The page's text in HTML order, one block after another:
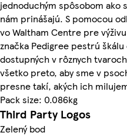
jednoduchým spôsobom
nám prinášajú. S pomocou
vo Waltham Centre pre
značka Pedigree pestrú
dostupných v rôznych
všetko preto, aby sme v
presne takí, akých ich
Pack size: 0.086kg
Third Party Logos
Zelený bod